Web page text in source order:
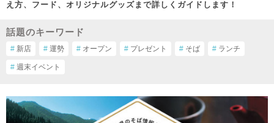
え方、フード、オリジナルグッズまで詳しくガイドします！
話題のキーワード
# 新店 # 運勢 # オープン # プレゼント # そば # ランチ
# 週末イベント